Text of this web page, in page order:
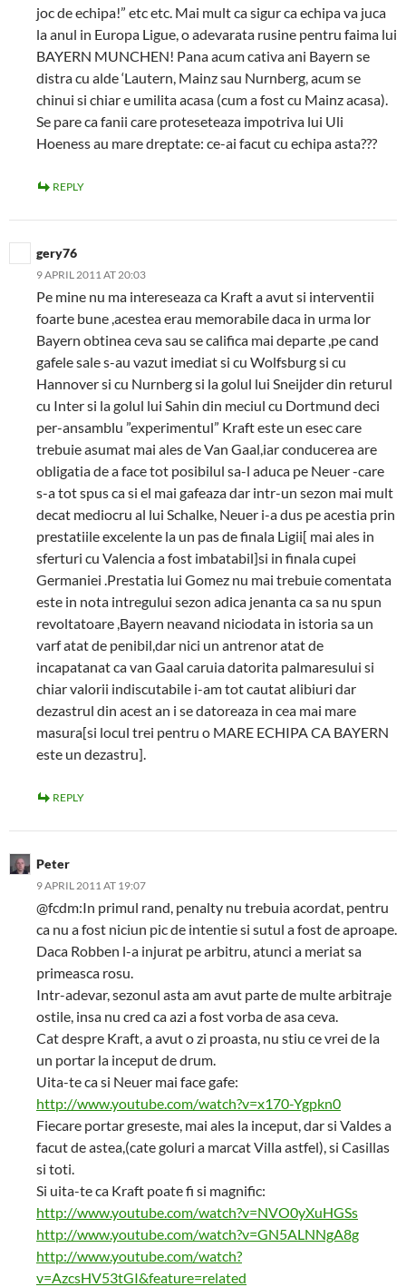
joc de echipa!” etc etc. Mai mult ca sigur ca echipa va juca
la anul in Europa Ligue, o adevarata rusine pentru faima lui
BAYERN MUNCHEN! Pana acum cativa ani Bayern se
distra cu alde ‘Lautern, Mainz sau Nurnberg, acum se
chinui si chiar e umilita acasa (cum a fost cu Mainz acasa).
Se pare ca fanii care proteseteaza impotriva lui Uli
Hoeness au mare dreptate: ce-ai facut cu echipa asta???
REPLY
gery76
9 APRIL 2011 AT 20:03
Pe mine nu ma intereseaza ca Kraft a avut si interventii
foarte bune ,acestea erau memorabile daca in urma lor
Bayern obtinea ceva sau se califica mai departe ,pe cand
gafele sale s-au vazut imediat si cu Wolfsburg si cu
Hannover si cu Nurnberg si la golul lui Sneijder din returul
cu Inter si la golul lui Sahin din meciul cu Dortmund deci
per-ansamblu ”experimentul” Kraft este un esec care
trebuie asumat mai ales de Van Gaal,iar conducerea are
obligatia de a face tot posibilul sa-l aduca pe Neuer -care
s-a tot spus ca si el mai gafeaza dar intr-un sezon mai mult
decat mediocru al lui Schalke, Neuer i-a dus pe acestia prin
prestatiile excelente la un pas de finala Ligii[ mai ales in
sferturi cu Valencia a fost imbatabil]si in finala cupei
Germaniei .Prestatia lui Gomez nu mai trebuie comentata
este in nota intregului sezon adica jenanta ca sa nu spun
revoltatoare ,Bayern neavand niciodata in istoria sa un
varf atat de penibil,dar nici un antrenor atat de
incapatanat ca van Gaal caruia datorita palmaresului si
chiar valorii indiscutabile i-am tot cautat alibiuri dar
dezastrul din acest an i se datoreaza in cea mai mare
masura[si locul trei pentru o MARE ECHIPA CA BAYERN
este un dezastru].
REPLY
Peter
9 APRIL 2011 AT 19:07
@fcdm:In primul rand, penalty nu trebuia acordat, pentru
ca nu a fost niciun pic de intentie si sutul a fost de aproape.
Daca Robben l-a injurat pe arbitru, atunci a meriat sa
primeasca rosu.
Intr-adevar, sezonul asta am avut parte de multe arbitraje
ostile, insa nu cred ca azi a fost vorba de asa ceva.
Cat despre Kraft, a avut o zi proasta, nu stiu ce vrei de la
un portar la inceput de drum.
Uita-te ca si Neuer mai face gafe:
http://www.youtube.com/watch?v=x170-Ygpkn0
Fiecare portar greseste, mai ales la inceput, dar si Valdes a
facut de astea,(cate goluri a marcat Villa astfel), si Casillas
si toti.
Si uita-te ca Kraft poate fi si magnific:
http://www.youtube.com/watch?v=NVO0yXuHGSs
http://www.youtube.com/watch?v=GN5ALNNgA8g
http://www.youtube.com/watch?
v=AzcsHV53tGI&feature=related